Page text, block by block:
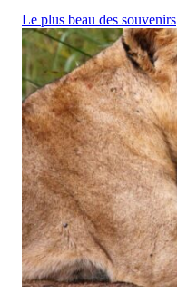
Le plus beau des souvenirs